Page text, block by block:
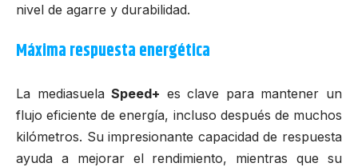
nivel de agarre y durabilidad.
Máxima respuesta energética
La mediasuelaSpeed+ es clave para mantener un
flujo eficiente de energía, incluso después de muchos
kilómetros. Su impresionante capacidad de respuesta
ayuda a mejorar el rendimiento, mientras que su